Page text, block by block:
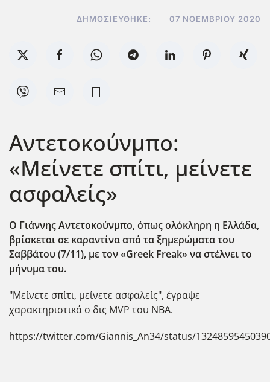
ΔΗΜΟΣΙΕΎΘΗΚΕ: 07 ΝΟΕΜΒΡΊΟΥ 2020
Αντετοκούνμπο:
«Μείνετε σπίτι, μείνετε
ασφαλείς»
Ο Γιάννης Αντετοκούνμπο, όπως ολόκληρη η Ελλάδα,
βρίσκεται σε καραντίνα από τα ξημερώματα του
Σαββάτου (7/11), με τον«Greek Freak» να στέλνει το
μήνυμα του.
"Μείνετε σπίτι, μείνετε ασφαλείς", έγραψε
χαρακτηριστικά ο δις MVP του ΝΒΑ.
https://twitter.com/Giannis_An34/status/